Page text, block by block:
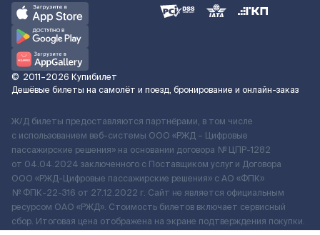
© 2011–2026 Купибилет
Дешёвые билеты на самолёт и поезд, бронирование и онлайн-заказ
Ж/Д билеты предоставляются партнёрами, в том числе
с использованием веб-системы ООО «РЖД – Цифровые
пассажирские решения» на основании договора № ЦПР-1282
от 04.04.2024 заключенного с Поставщиком услуг и Договора
ООО «РЖД-Цифровые пассажирские решения» c АО «ФПК»
№ ФПК-22-316 от 27.12.2022 г. Сайт не является официальным
ресурсом ОАО «РЖД». Стоимость билетов включает сервисный
сбор. Итоговая цена отображена на экране подтверждения покупки.